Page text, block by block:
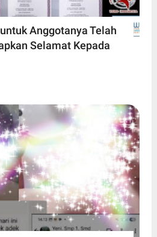
Anggotanya Telah
Selamat Kepada